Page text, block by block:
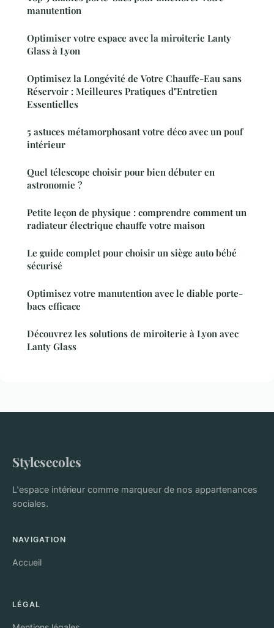
manutention
Optimiser votre espace avec la miroiterie Lanty
Glass à Lyon
Optimisez la Longévité de Votre Chauffe-Eau sans
Réservoir : Meilleures Pratiques d"Entretien
Essentielles
5 astuces métamorphosant votre déco avec un pouf
intérieur
Quel télescope choisir pour bien débuter en
astronomie ?
Petite leçon de physique : comprendre comment un
radiateur électrique chauffe votre maison
Le guide complet pour choisir un siège auto bébé
sécurisé
Optimisez votre manutention avec le diable porte-
bacs efficace
Découvrez les solutions de miroiterie à Lyon avec
Lanty Glass
Stylesecoles
L'espace intérieur comme marqueur de nos appartenances
sociales.
NAVIGATION
Accueil
LÉGAL